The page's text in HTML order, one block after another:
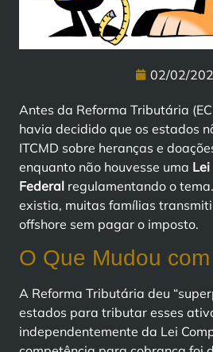
02/02/
Antes da Reforma Tributária
havia decidido que os estados
ITCMD sobre heranças e
enquanto não houvesse uma
Federal regulamentando o
existia, muitas famílias
offshore sem pagar o imposto.
O Que Mudou
A Reforma Tributária deu
estados para tributar esses
independentemente da Lei